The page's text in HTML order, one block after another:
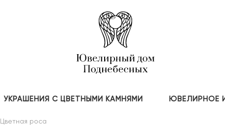
УКРАШЕНИЯ С ЦВЕТНЫМИ КАМНЯМИ ЮВЕЛИРНОЕ
Цветная роса